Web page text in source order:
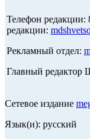
Телефон редакции:
редакции:
Рекламный отдел:
Главный
Сетевое издание
Язык(и): русский